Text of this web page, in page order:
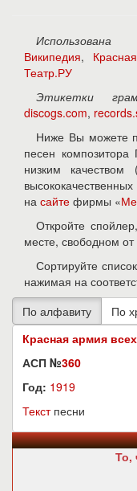
Википедия,
Театр.РУ
Этикетки
discogs.com,
Ниже Вы можете
песен
низким
на сайте фирмы «
Откройте
месте, свободном
Сортируйте
нажимая на
Красная армия
АСП №360
Год: 1919
Текстпесни
То,